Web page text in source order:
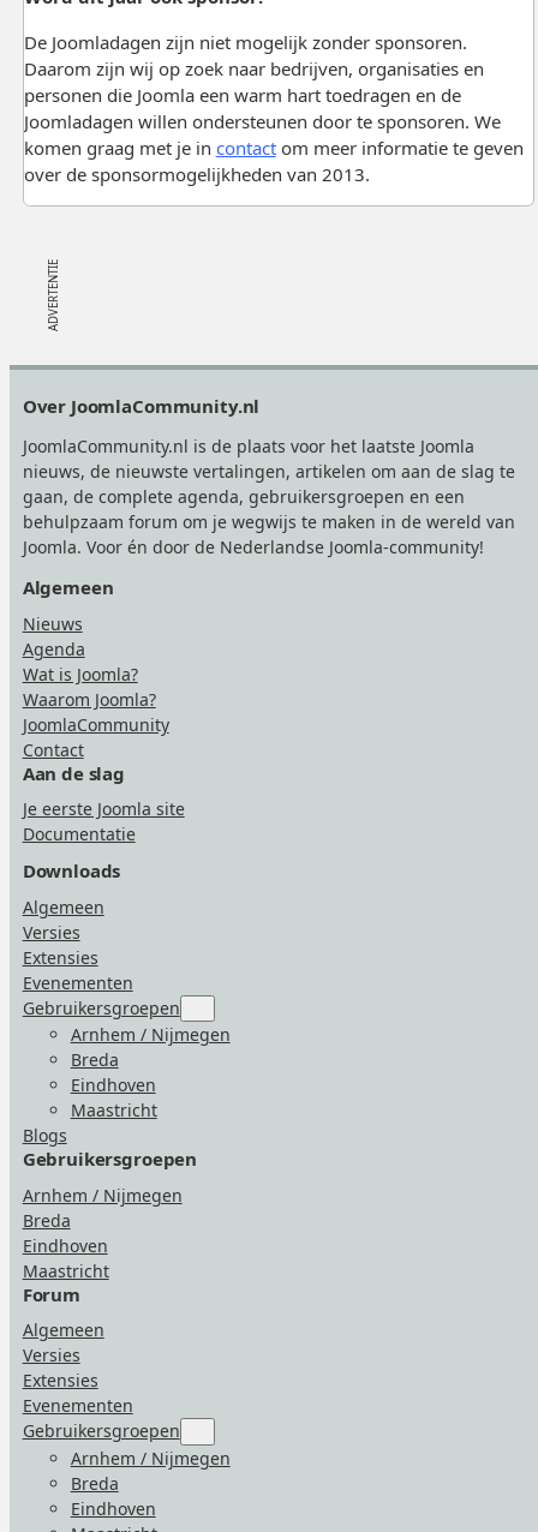
De Joomladagen zijn niet mogelijk zonder sponsoren.
Daarom zijn wij op zoek naar bedrijven, organisaties en
personen die Joomla een warm hart toedragen en de
Joomladagen willen ondersteunen door te sponsoren. We
komen graag met je in contactom meer informatie te geven
over de sponsormogelijkheden van 2013.
Over JoomlaCommunity.nl
JoomlaCommunity.nl is de plaats voor het laatste Joomla
nieuws, de nieuwste vertalingen, artikelen om aan de slag te
gaan, de complete agenda, gebruikersgroepen en een
behulpzaam forum om je wegwijs te maken in de wereld van
Joomla. Voor én door de Nederlandse Joomla-community!
Algemeen
Nieuws
Agenda
Wat is Joomla?
Waarom Joomla?
JoomlaCommunity
Contact
Aan de slag
Je eerste Joomla site
Documentatie
Downloads
Algemeen
Versies
Extensies
Evenementen
Gebruikersgroepen
for
“Gebruikersgroepen”
Arnhem / Nijmegen
Breda
Eindhoven
Maastricht
Blogs
Gebruikersgroepen
Arnhem / Nijmegen
Breda
Eindhoven
Maastricht
Forum
Algemeen
Versies
Extensies
Evenementen
Gebruikersgroepen
for
“Gebruikersgroepen”
Arnhem / Nijmegen
Breda
Eindhoven